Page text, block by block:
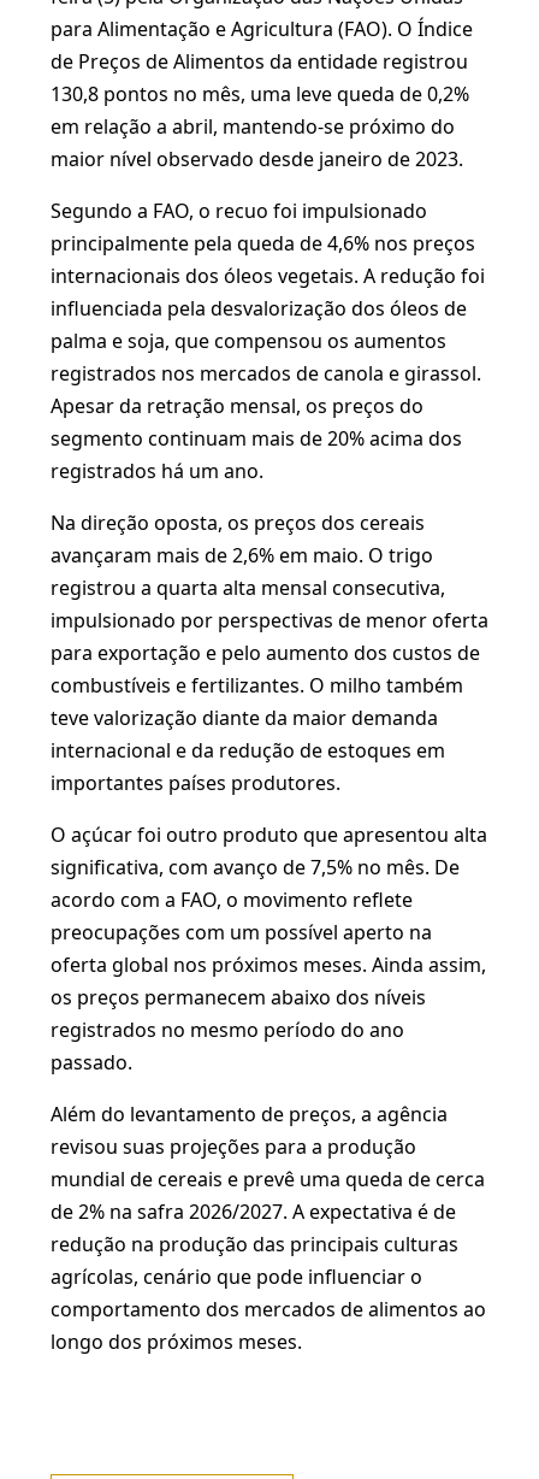
para Alimentação e Agricultura (FAO). O Índice
de Preços de Alimentos da entidade registrou
130,8 pontos no mês, uma leve queda de 0,2%
em relação a abril, mantendo-se próximo do
maior nível observado desde janeiro de 2023.
Segundo a FAO, o recuo foi impulsionado
principalmente pela queda de 4,6% nos preços
internacionais dos óleos vegetais. A redução foi
influenciada pela desvalorização dos óleos de
palma e soja, que compensou os aumentos
registrados nos mercados de canola e girassol.
Apesar da retração mensal, os preços do
segmento continuam mais de 20% acima dos
registrados há um ano.
Na direção oposta, os preços dos cereais
avançaram mais de 2,6% em maio. O trigo
registrou a quarta alta mensal consecutiva,
impulsionado por perspectivas de menor oferta
para exportação e pelo aumento dos custos de
combustíveis e fertilizantes. O milho também
teve valorização diante da maior demanda
internacional e da redução de estoques em
importantes países produtores.
O açúcar foi outro produto que apresentou alta
significativa, com avanço de 7,5% no mês. De
acordo com a FAO, o movimento reflete
preocupações com um possível aperto na
oferta global nos próximos meses. Ainda assim,
os preços permanecem abaixo dos níveis
registrados no mesmo período do ano
passado.
Além do levantamento de preços, a agência
revisou suas projeções para a produção
mundial de cereais e prevê uma queda de cerca
de 2% na safra 2026/2027. A expectativa é de
redução na produção das principais culturas
agrícolas, cenário que pode influenciar o
comportamento dos mercados de alimentos ao
longo dos próximos meses.